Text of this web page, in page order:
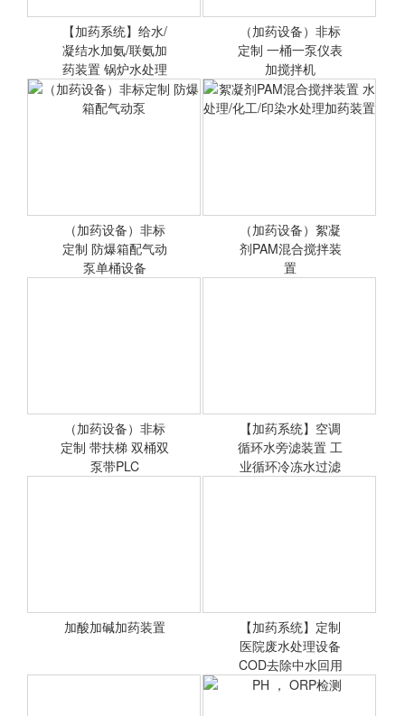
<查看详情> <查看详情>
<查看详情>
【加药系统】给水/
凝结水加氨/联氨加
药装置 锅炉水处理
投药设
<查看详情>
（加药设备）非标
定制 一桶一泵仪表
加搅拌机
<查看详情>
（加药设备）非标
定制 防爆箱配气动
泵单桶设备
<查看详情>
（加药设备）絮凝
剂PAM混合搅拌装
置
（加药设备）非标
定制 带扶梯 双桶双
泵带PLC
<查看详情>
【加药系统】空调
循环水旁滤装置 工
业循环冷冻水过滤
加酸加碱加药装置
【加药系统】定制
医院废水处理设备
COD去除中水回用
成套设备